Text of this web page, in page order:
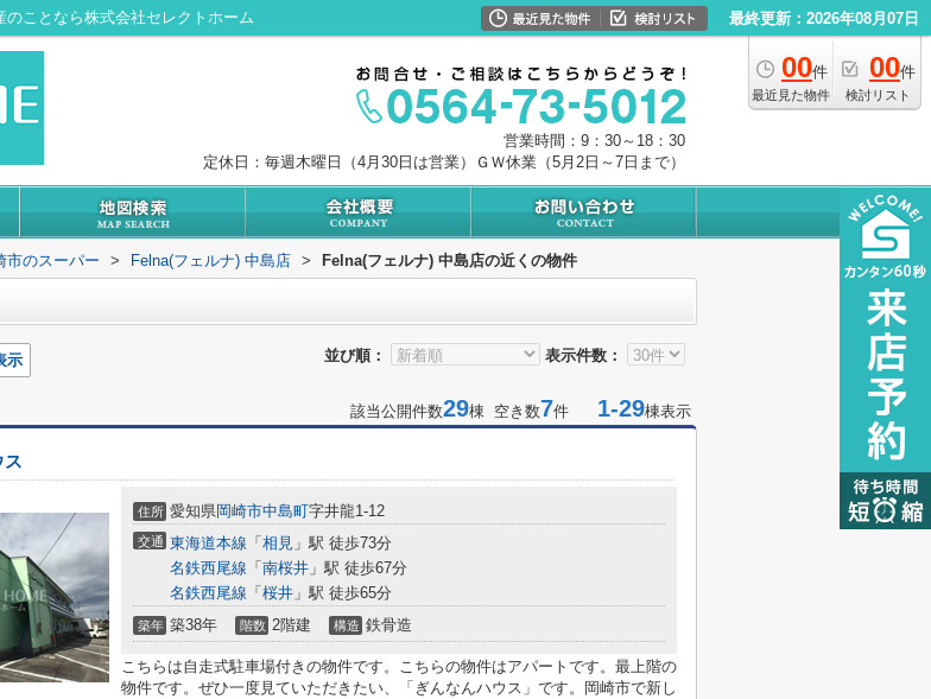
ことなら株式会社セレクトホーム 最終更新：2026年08月07日
00件
最近見た物件
00件
検討リスト
営業時間：9：30～18：30
定休日：毎週木曜日（4月30日は営業）ＧＷ休業（5月2日～7日まで）
市のスーパー > Felna(フェルナ) 中島店 > Felna(フェルナ) 中島店の近くの物件
並び順： 表示件数：
示
該当公開件数29棟 空き数7件 1-29棟表示
ス
住所 愛知県岡崎市中島町字井龍1-12
交通 東海道本線 「 相見 」駅 徒歩73分
名鉄西尾線 「 南桜井 」駅 徒歩67分
名鉄西尾線 「 桜井 」駅 徒歩65分
築年 築38年 階数 2階建 構造 鉄骨造
こちらは自走式駐車場付きの物件です。こちらの物件はアパートです。最上階の
物件です。ぜひ一度見ていただきたい、「ぎんなんハウス」です。岡崎市で新し